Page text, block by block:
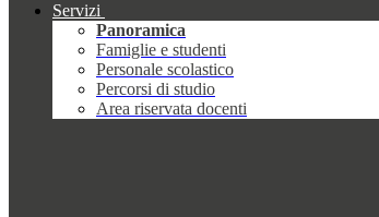
Servizi
Panoramica
Famiglie e studenti
Personale scolastico
Percorsi di studio
Area riservata docenti